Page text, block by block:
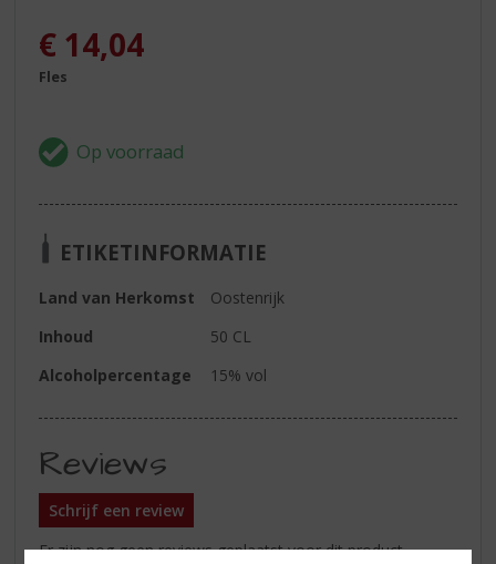
€ 14,04
Fles
ETIKETINFORMATIE
Land van Herkomst
Oostenrijk
Inhoud
50 CL
Alcoholpercentage
15% vol
Reviews
Schrijf een review
Er zijn nog geen reviews geplaatst voor dit product